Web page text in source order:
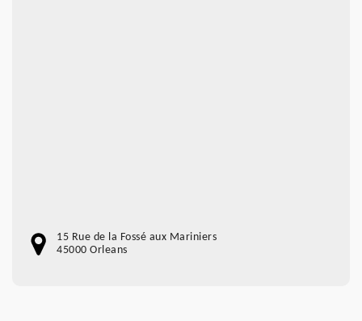
15 Rue de la Fossé aux Mariniers
45000 Orleans